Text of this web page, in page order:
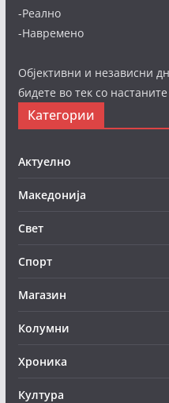
-Реално
-Навремено
Објективни и независни
бидете во тек со
Категории
Актуелно
Македонија
Свет
Спорт
Магазин
Колумни
Хроника
Култура